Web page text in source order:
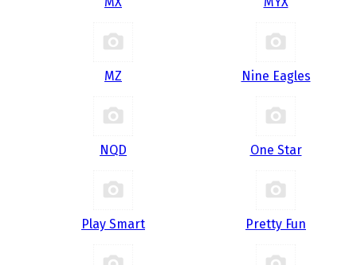
MZ Nine Eagles
NQD One Star
Play Smart Pretty Fun